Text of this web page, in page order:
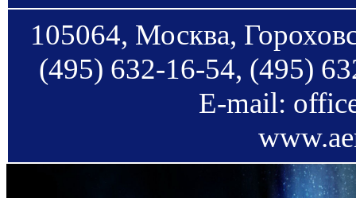
105064, Москва,
(495) 632-16-54, (495)
E-mail: